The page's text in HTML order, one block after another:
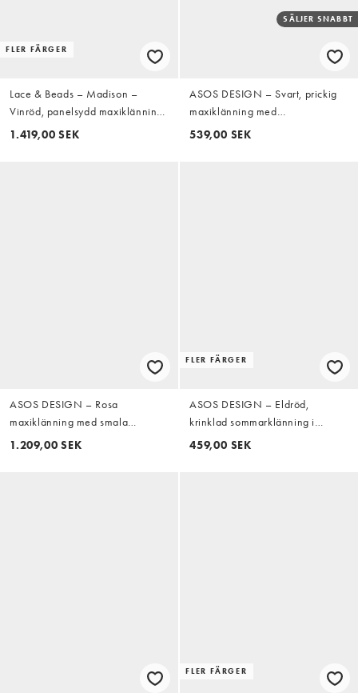
FLER FÄRGER
Lace & Beads – Madison –
Vinröd, panelsydd maxiklänning
i tyll med smock, djup ringning
1.419,00 SEK
SÄLJER SNABBT
ASOS DESIGN – Svart, prickig
maxiklänning med
brottarringning och klockad kjol
539,00 SEK
ASOS DESIGN – Rosa
maxiklänning med smala
axelband, blomapplikationer och
1.209,00 SEK
FLER FÄRGER
ASOS DESIGN – Eldröd,
krinklad sommarklänning i
maxilängd med djup
459,00 SEK
FLER FÄRGER